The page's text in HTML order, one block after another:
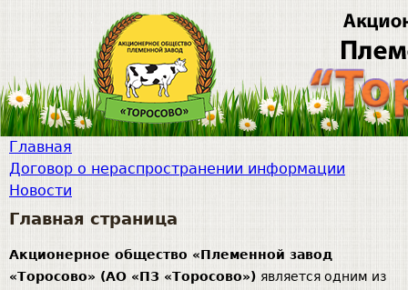
Jump to navigation
M
a
i
Главная
Договор о нераспространении информации
Новости
Главная страница
Акционерное общество «Племенной завод
«Торосово» (АО «ПЗ «Торосово») является одним из